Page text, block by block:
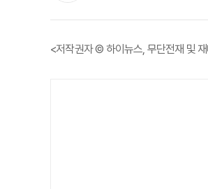
<저작권자 © 하이뉴스, 무단전재 및